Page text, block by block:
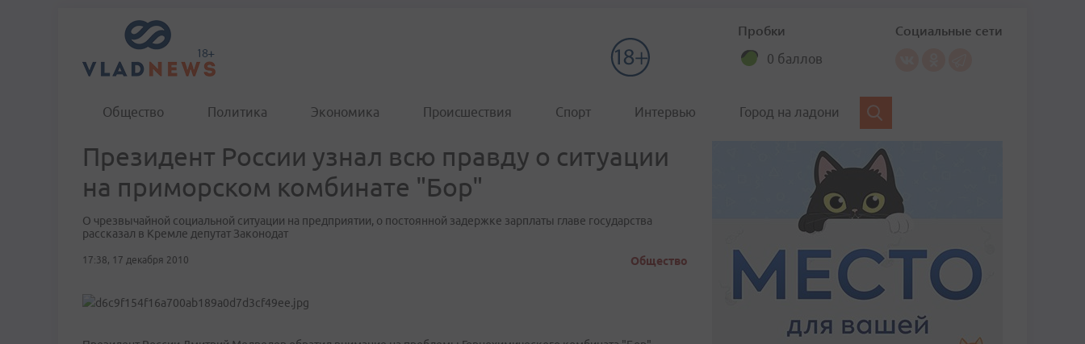
Пробки
0 баллов
Социальные сети
Общество Политика Экономика Происшествия Спорт Интервью Город на ладони
Президент России узнал всю правду о ситуации
на приморском комбинате "Бор"
О чрезвычайной социальной ситуации на предприятии, о постоянной задержке зарплаты главе государства
рассказал в Кремле депутат Законодат
17:38, 17 декабря 2010 Общество